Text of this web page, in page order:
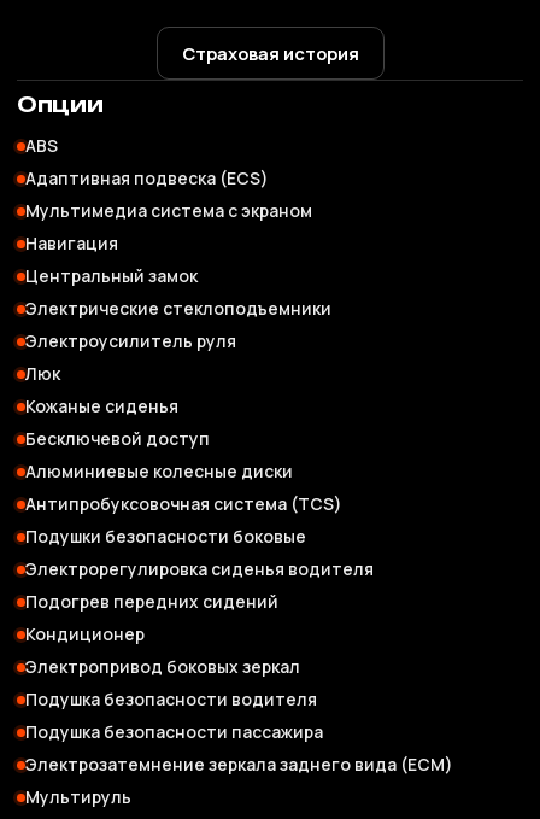
Страховая история
Опции
ABS
Адаптивная подвеска (ECS)
Мультимедиа система с экраном
Навигация
Центральный замок
Электрические стеклоподъемники
Электроусилитель руля
Люк
Кожаные сиденья
Бесключевой доступ
Алюминиевые колесные диски
Антипробуксовочная система (TCS)
Подушки безопасности боковые
Электрорегулировка сиденья водителя
Подогрев передних сидений
Кондиционер
Электропривод боковых зеркал
Подушка безопасности водителя
Подушка безопасности пассажира
Электрозатемнение зеркала заднего вида (ЕСМ)
Мультируль